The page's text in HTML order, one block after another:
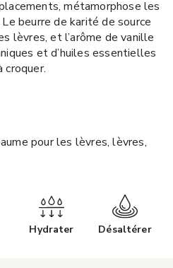
métamorphose les
beurre de karité de source
lèvres, et l’arôme de vanille
et d’huiles essentielles
croquer.
pour les lèvres, lèvres,
Hydrater Désaltérer